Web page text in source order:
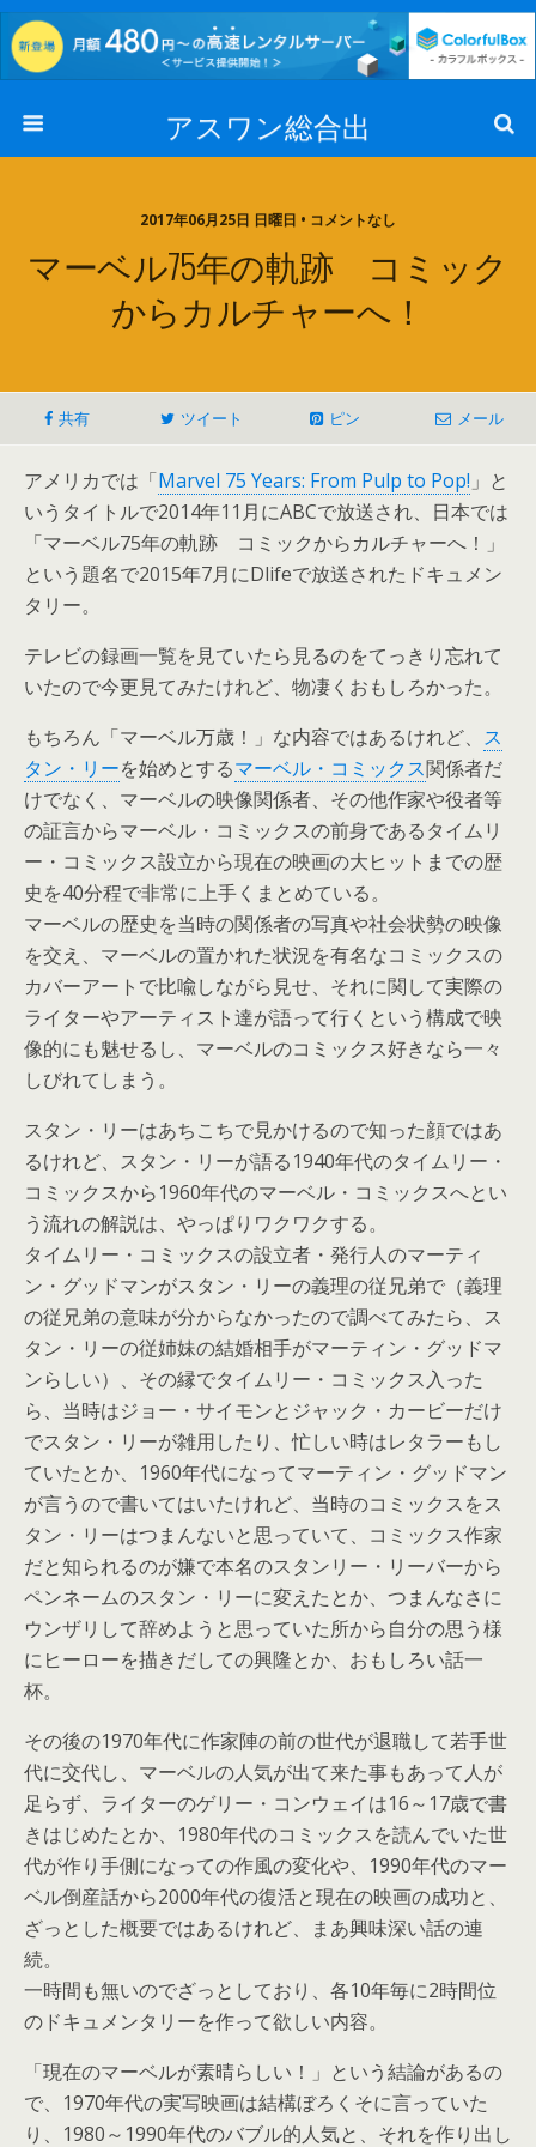
アスワン総合出
2017年06月25日 日曜日 • コメントなし
マーベル75年の軌跡 コミック
からカルチャーへ！
共有 ツイート ピン メール
アメリカでは「Marvel 75 Years: From Pulp to Pop! 」と
いうタイトルで2014年11月にABCで放送され、日本では
「マーベル75年の軌跡 コミックからカルチャーへ！」
という題名で2015年7月にDlifeで放送されたドキュメン
タリー。
テレビの録画一覧を見ていたら見るのをてっきり忘れて
いたので今更見てみたけれど、物凄くおもしろかった。
もちろん「マーベル万歳！」な内容ではあるけれど、 ス
タン・リーを始めとするマーベル・コミックス関係者だ
けでなく、マーベルの映像関係者、その他作家や役者等
の証言からマーベル・コミックスの前身であるタイムリ
ー・コミックス設立から現在の映画の大ヒットまでの歴
史を40分程で非常に上手くまとめている。
マーベルの歴史を当時の関係者の写真や社会状勢の映像
を交え、マーベルの置かれた状況を有名なコミックスの
カバーアートで比喩しながら見せ、それに関して実際の
ライターやアーティスト達が語って行くという構成で映
像的にも魅せるし、マーベルのコミックス好きなら一々
しびれてしまう。
スタン・リーはあちこちで見かけるので知った顔ではあ
るけれど、スタン・リーが語る1940年代のタイムリー・
コミックスから1960年代のマーベル・コミックスへとい
う流れの解説は、やっぱりワクワクする。
タイムリー・コミックスの設立者・発行人のマーティ
ン・グッドマンがスタン・リーの義理の従兄弟で（義理
の従兄弟の意味が分からなかったので調べてみたら、ス
タン・リーの従姉妹の結婚相手がマーティン・グッドマ
ンらしい）、その縁でタイムリー・コミックス入った
ら、当時はジョー・サイモンとジャック・カービーだけ
でスタン・リーが雑用したり、忙しい時はレタラーもし
ていたとか、1960年代になってマーティン・グッドマン
が言うので書いてはいたけれど、当時のコミックスをス
タン・リーはつまんないと思っていて、コミックス作家
だと知られるのが嫌で本名のスタンリー・リーバーから
ペンネームのスタン・リーに変えたとか、つまんなさに
ウンザリして辞めようと思っていた所から自分の思う様
にヒーローを描きだしての興隆とか、おもしろい話一
杯。
その後の1970年代に作家陣の前の世代が退職して若手世
代に交代し、マーベルの人気が出て来た事もあって人が
足らず、ライターのゲリー・コンウェイは16～17歳で書
きはじめたとか、1980年代のコミックスを読んでいた世
代が作り手側になっての作風の変化や、1990年代のマー
ベル倒産話から2000年代の復活と現在の映画の成功と、
ざっとした概要ではあるけれど、まあ興味深い話の連
続。
一時間も無いのでざっとしており、各10年毎に2時間位
のドキュメンタリーを作って欲しい内容。
「現在のマーベルが素晴らしい！」という結論があるの
で、1970年代の実写映画は結構ぼろくそに言っていた
り、1980～1990年代のバブル的人気と、それを作り出し